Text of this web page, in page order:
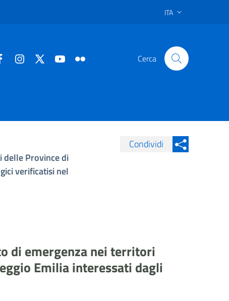
ITA
Cerca
delle Province di
verificatisi nel
Condividi
di emergenza nei territori
Emilia interessati dagli